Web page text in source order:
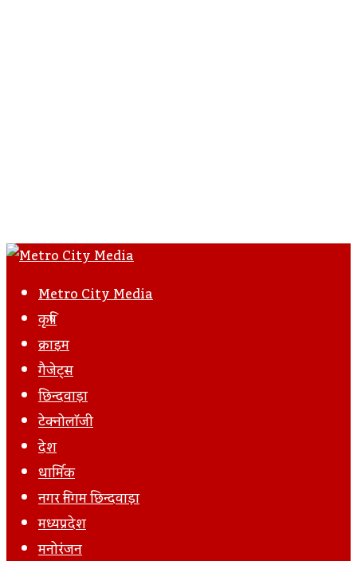
Metro City Media
कृषि
क्राइम
गैजेट्स
छिन्दवाड़ा
टेक्नोलॉजी
देश
धार्मिक
नगर निगम छिन्दवाड़ा
मध्यप्रदेश
मनोरंजन